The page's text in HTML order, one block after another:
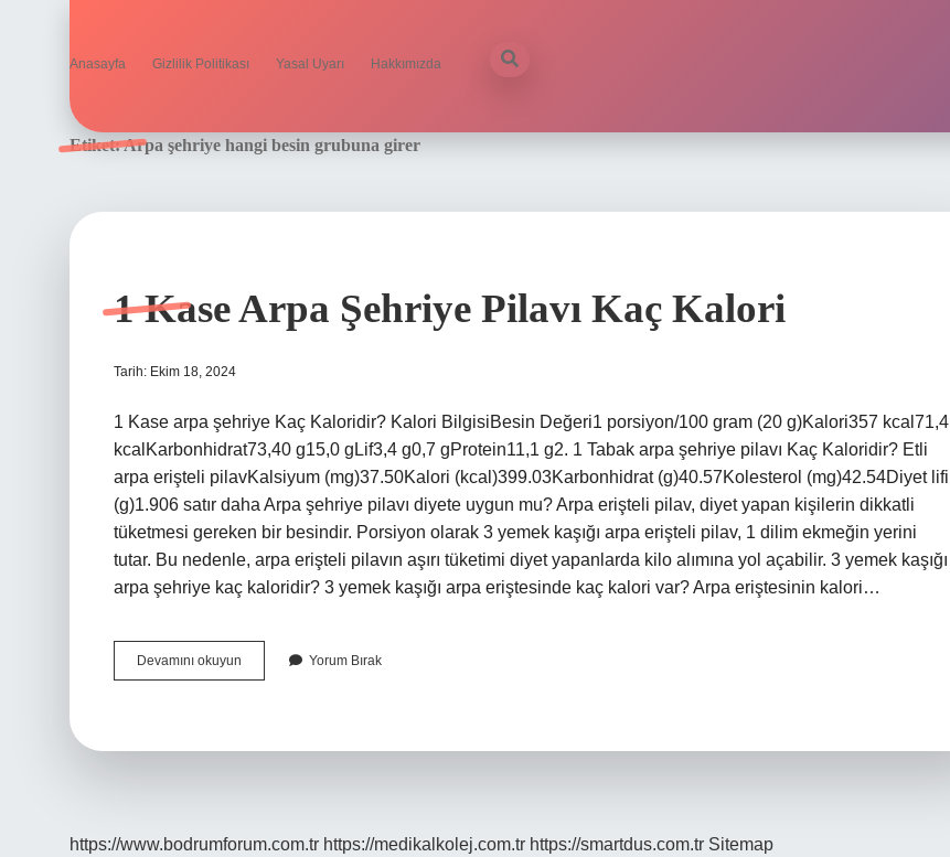
Anasayfa Gizlilik Politikası Yasal Uyarı Hakkımızda
Etiket:Arpa şehriye hangi besin grubuna girer
1 Kase Arpa Şehriye Pilavı Kaç Kalori
Tarih: Ekim 18, 2024
1 Kase arpa şehriye Kaç Kaloridir? Kalori BilgisiBesin Değeri1 porsiyon/100 gram (20 g)Kalori357 kcal71,4
kcalKarbonhidrat73,40 g15,0 gLif3,4 g0,7 gProtein11,1 g2. 1 Tabak arpa şehriye pilavı Kaç Kaloridir? Etli
arpa erişteli pilavKalsiyum (mg)37.50Kalori (kcal)399.03Karbonhidrat (g)40.57Kolesterol (mg)42.54Diyet lifi
(g)1.906 satır daha Arpa şehriye pilavı diyete uygun mu? Arpa erişteli pilav, diyet yapan kişilerin dikkatli
tüketmesi gereken bir besindir. Porsiyon olarak 3 yemek kaşığı arpa erişteli pilav, 1 dilim ekmeğin yerini
tutar. Bu nedenle, arpa erişteli pilavın aşırı tüketimi diyet yapanlarda kilo alımına yol açabilir. 3 yemek kaşığı
arpa şehriye kaç kaloridir? 3 yemek kaşığı arpa eriştesinde kaç kalori var? Arpa eriştesinin kalori…
Devamını okuyun
Kase
Yorum Bırak
https://www.bodrumforum.com.tr https://medikalkolej.com.tr https://smartdus.com.tr Sitemap